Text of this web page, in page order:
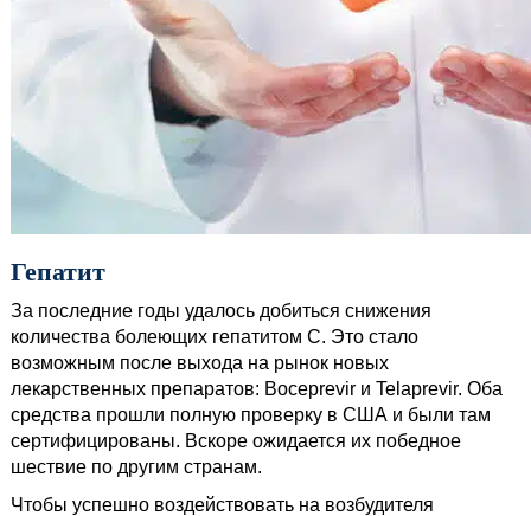
Гепатит
За последние годы удалось добиться снижения
количества болеющих гепатитом С. Это стало
возможным после выхода на рынок новых
лекарственных препаратов: Boceprevir и Telaprevir. Оба
средства прошли полную проверку в США и были там
сертифицированы. Вскоре ожидается их победное
шествие по другим странам.
Чтобы успешно воздействовать на возбудителя